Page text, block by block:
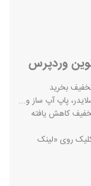
پاپ آپ ساز و...
کاهش یافته
روی «لینک